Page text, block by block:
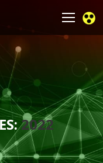
2022
here: